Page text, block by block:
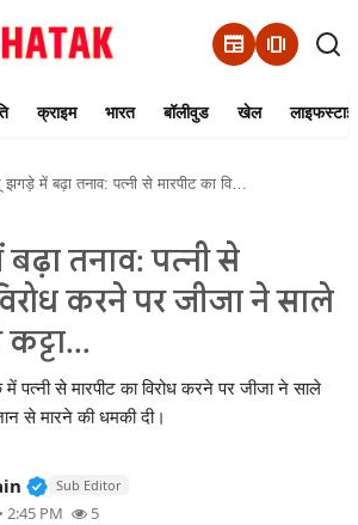
newspaper amp_stories
क्राइम भारत बॉलीवुड खेल
बढ़ा तनाव: पत्नी से मारपीट का विरोध करने पर जीजा ने साले पर ताना देसी कट्टा...
तनाव: पत्नी से
करने पर जीजा ने साले
पत्नी से मारपीट का विरोध करने पर जीजा ने साले
से मारने की धमकी दी।
Verified Public Figure • 11 Jun,
Sub Editor
2:45 PM 5